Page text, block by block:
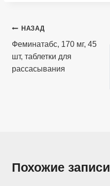
Навигация
по
записям
НАЗАД
Феминатабс, 170 мг, 45
шт, таблетки для
рассасывания
Похожие записи